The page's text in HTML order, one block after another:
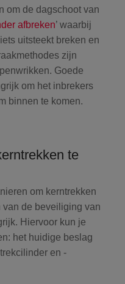
om de dagschoot van
afbreken’ waarbij
uitsteekt breken en
zijn
Goede
om het inbrekers
binnen te komen.
te
om kerntrekken
van de beveiliging van
Hiervoor kun je
het huidige beslag
en -